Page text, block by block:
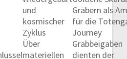
und
kosmischer
Zyklus
Gräbern als
für die
Journey
Über
materiellen
Grabbeigaben
dienten der